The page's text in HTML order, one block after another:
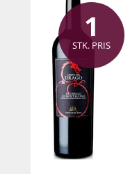
1
STK. PRIS